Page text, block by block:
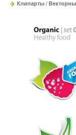
Клипарты /